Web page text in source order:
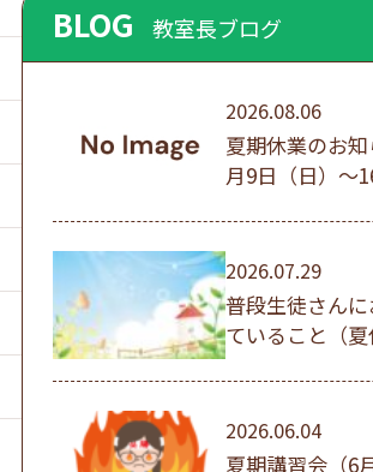
BLOG 教室長ブログ
2026.08.06
夏期休業のお
月9日（日）～
2026.07.29
普段生徒さん
ていること（
①）
2026.06.04
夏期講習会（6